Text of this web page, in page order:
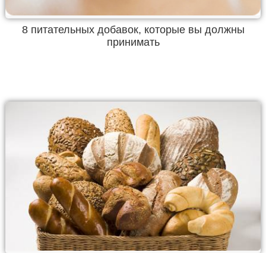
8 питательных добавок, которые вы должны
принимать